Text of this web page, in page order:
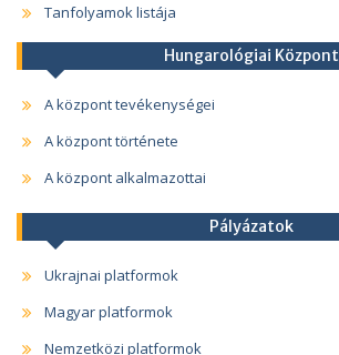
Tanfolyamok listája
Hungarológiai Központ
A központ tevékenységei
A központ története
A központ alkalmazottai
Pályázatok
Ukrajnai platformok
Magyar platformok
Nemzetközi platformok